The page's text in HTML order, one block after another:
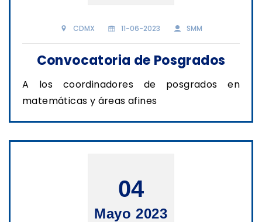
CDMX 11-06-2023 SMM
Convocatoria de Posgrados
A los coordinadores de posgrados en
matemáticas y áreas afines
04
Mayo 2023